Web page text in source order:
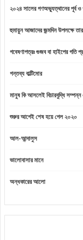
২০২৪ সালের গণঅভ্যুত্থানের পূর্ব ও
হুমায়ুন আজাদের জন্মদিন উপলক্ষে
গবেষণাপত্রঃ গুজব বা হাইপের গতি
গন্তব্য বাল্টিমোর
মানুষ কি আসলেই বিচারবুদ্ধি সম্পন্ন
শুরুর আগেই শেষ হয়ে গেল ২০২০
আল-আন্দালুস
ভালোবাসার মানে
অন্ধকারের আলো